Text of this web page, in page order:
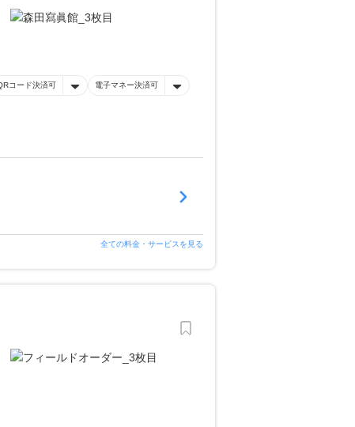
コード決済可 電子マネー決済可
全ての料金・サービスを見る